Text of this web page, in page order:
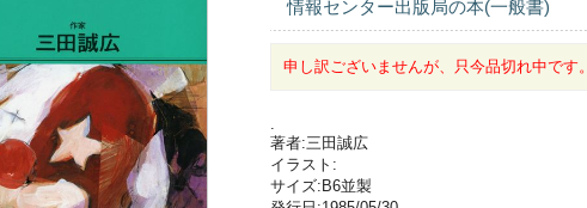
情報センター出版局の本(一般書)
申し訳ございませんが、只今品切れ中です。
.
著者:三田誠広
イラスト:
サイズ:B6並製